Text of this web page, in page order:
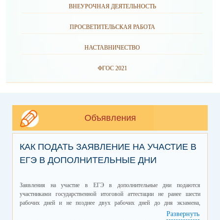
ВНЕУРОЧНАЯ ДЕЯТЕЛЬНОСТЬ
ПРОСВЕТИТЕЛЬСКАЯ РАБОТА
НАСТАВНИЧЕСТВО
ФГОС 2021
Объявления
КАК ПОДАТЬ ЗАЯВЛЕНИЕ НА УЧАСТИЕ В
ЕГЭ В ДОПОЛНИТЕЛЬНЫЕ ДНИ
Заявления на участие в ЕГЭ в дополнительные дни подаются
участниками государственной итоговой аттестации не ранее шести
рабочих дней и не позднее двух рабочих дней до дня экзамена,
Развернуть